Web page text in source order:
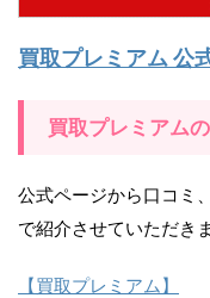
買取プレミアム 公
買取プレミアム
公式ページから口コミ
で紹介させていただきま
【買取プレミアム】